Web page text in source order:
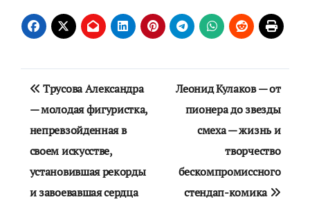
Навигация
по
записям
Трусова Александра
— молодая фигуристка,
непревзойденная в
своем искусстве,
установившая рекорды
и завоевавшая сердца
Леонид Кулаков — от
пионера до звезды
смеха — жизнь и
творчество
бескомпромиссного
стендап-комика